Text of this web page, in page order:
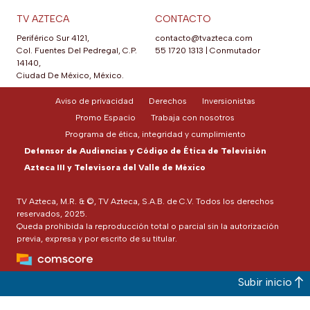
TV AZTECA
Periférico Sur 4121,
Col. Fuentes Del Pedregal, C.P.
14140,
Ciudad De México, México.
CONTACTO
contacto@tvazteca.com
55 1720 1313
Conmutador
TV Azteca, M.R. & ©, TV Azteca, S.A.B. de C.V. Todos los derechos
reservados, 2025.
Queda prohibida la reproducción total o parcial sin la autorización
previa, expresa y por escrito de su titular.
Aviso de privacidad Derechos
Inversionistas
Promo Espacio
Trabaja con nosotros
Programa de ética, integridad y cumplimiento
Defensor de Audiencias y Código de Ética de Televisión
Azteca III y Televisora del Valle de México
Subir inicio